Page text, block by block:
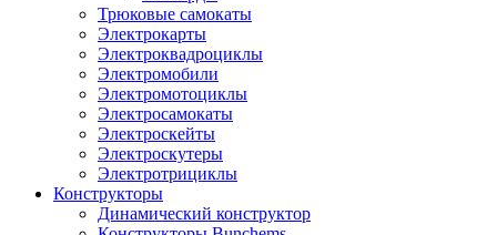
Трюковые самокаты
Электрокарты
Электроквадроциклы
Электромобили
Электромотоциклы
Электросамокаты
Электроскейты
Электроскутеры
Электротрициклы
Конструкторы
Динамический конструктор